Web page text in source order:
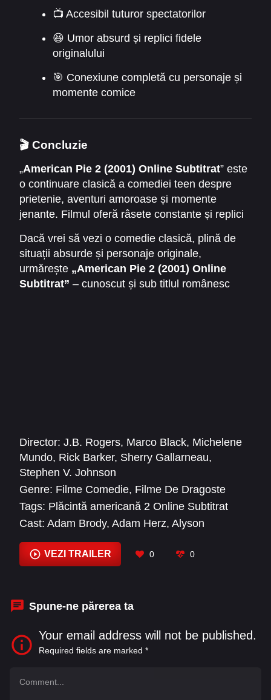
📺 Accesibil tuturor spectatorilor
😆 Umor absurd și replici fidele
originalului
🎯 Conexiune completă cu personaje și
momente comice
🎬 Concluzie
„American Pie 2 (2001) Online Subtitrat” este
o continuare clasică a comediei teen despre
prietenie, aventuri amoroase și momente
jenante. Filmul oferă râsete constante și replici
Dacă vrei să vezi o comedie clasică, plină de
situații absurde și personaje originale,
urmărește „American Pie 2 (2001) Online
Subtitrat” – cunoscut și sub titlul românesc
Director: J.B. Rogers, Marco Black, Michelene
Mundo, Rick Barker, Sherry Gallarneau,
Stephen V. Johnson
Genre: Filme Comedie, Filme De Dragoste
Tags: Plăcintă americană 2 Online Subtitrat
Cast: Adam Brody, Adam Herz, Alyson
Wilmshurst, Amara Balthrop-Lewis April Florio
Bree Turner, Brett Shuttleworth
VEZI TRAILER 0 0
Spune-ne părerea ta
Your email address will not be published.
Required fields are marked *